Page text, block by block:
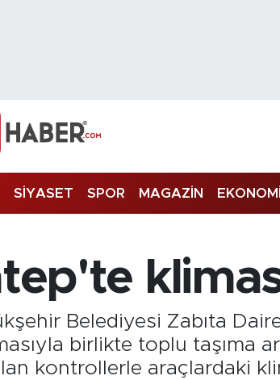
SİYASET SPOR MAGAZİN EKONOMİ
Belediyesi Zabıta
birlikte toplu taşıma
kontrollerle araçlardaki